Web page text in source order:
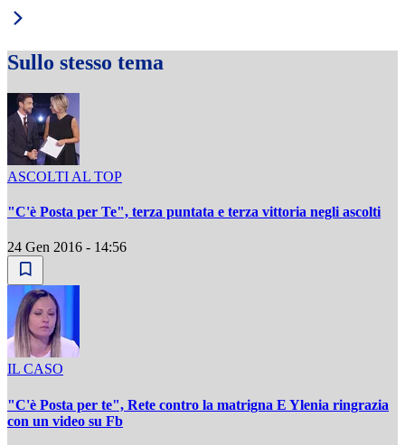
Sullo stesso tema
ASCOLTI AL TOP
"C'è Posta per Te", terza puntata e terza vittoria negli ascolti
24 Gen 2016 - 14:56
IL CASO
"C'è Posta per te", Rete contro la matrigna E Ylenia ringrazia
con un video su Fb